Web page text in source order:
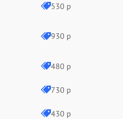
530 р
930 р
480 р
730 р
430 р